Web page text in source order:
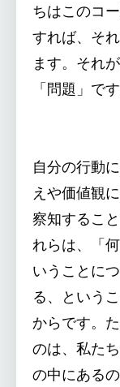
ちはこのコ
すれば、そ
ます。それ
「問題」で
自分の行動
えや価値観
察知するこ
れらは、「
いうことに
る、という
からです。
のは、私た
の中にある